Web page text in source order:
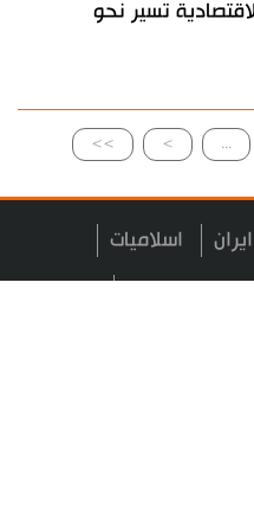
تسير نحو
>> > ...
ايران اسلاميات